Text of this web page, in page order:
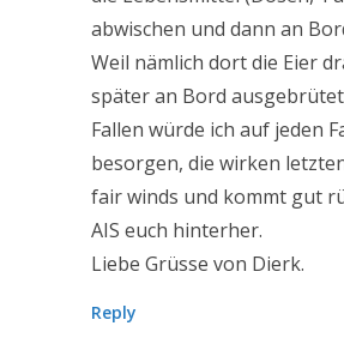
abwischen und dann an
Weil nämlich dort die Eier
später an Bord
Fallen würde ich auf jeden
besorgen, die wirken
fair winds und kommt gut
AIS euch hinterher.
Liebe Grüsse von Dierk.
Reply